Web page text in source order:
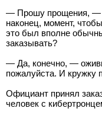
— Прошу прощения, —
наконец, момент,
это был вполне
заказывать?
— Да, конечно, —
пожалуйста. И кружку
Официант принял
человек с